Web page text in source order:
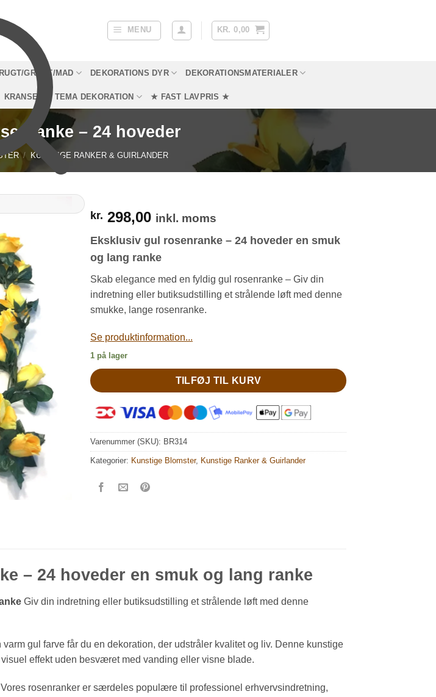
MENU KR. 0,00
GRØNT/MAD DEKORATIONS DYR DEKORATIONSMATERIALER
KRANSE TEMA DEKORATION ★ FAST LAVPRIS ★
– 24 hoveder
/ KUNSTIGE RANKER & GUIRLANDER
kr. 298,00 inkl. moms
Eksklusiv gul rosenranke – 24 hoveder en smuk
og lang ranke
Skab elegance med en fyldig gul rosenranke – Giv din
indretning eller butiksudstilling et strålende løft med denne
smukke, lange rosenranke.
Se produktinformation...
1 på lager
TILFØJ TIL KURV
Varenummer (SKU): BR314
Kategorier: Kunstige Blomster, Kunstige Ranker & Guirlander
– 24 hoveder en smuk og lang ranke
Giv din indretning eller butiksudstilling et strålende løft med denne
gul farve får du en dekoration, der udstråler kvalitet og liv. Denne kunstige
effekt uden besværet med vanding eller visne blade.
Vores rosenranker er særdeles populære til professionel erhvervsindretning,